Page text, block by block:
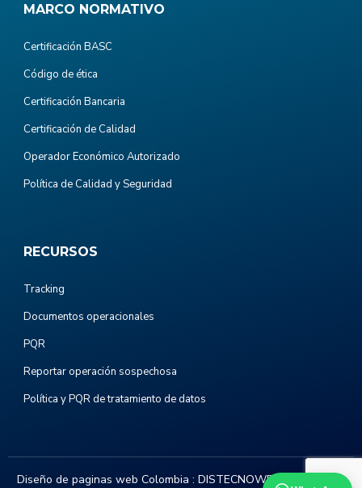
MARCO NORMATIVO
Certificación BASC
Código de ética
Certificación Bancaria
Certificación de Calidad
Operador Económico Autorizado
Política de Calidad y Seguridad
RECURSOS
Tracking
Documentos operacionales
PQR
Reportar operación sospechosa
Política y PQR de tratamiento de datos
Diseño de paginas web Colombia : DISTECNOWEB.COM . Todos